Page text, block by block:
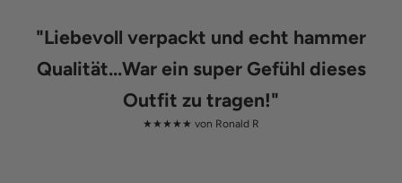
"Liebevoll verpackt und echt hammer
Qualität...War ein super Gefühl dieses
Outfit zu tragen!"
★★★★★ von Ronald R